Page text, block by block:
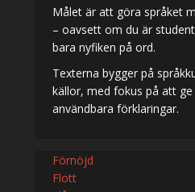
Målet är att göra språket
– oavsett om du är
bara nyfiken på ord.
Texterna bygger på
källor, med fokus på att
användbara förklaringar.
Förnöjd
Flott